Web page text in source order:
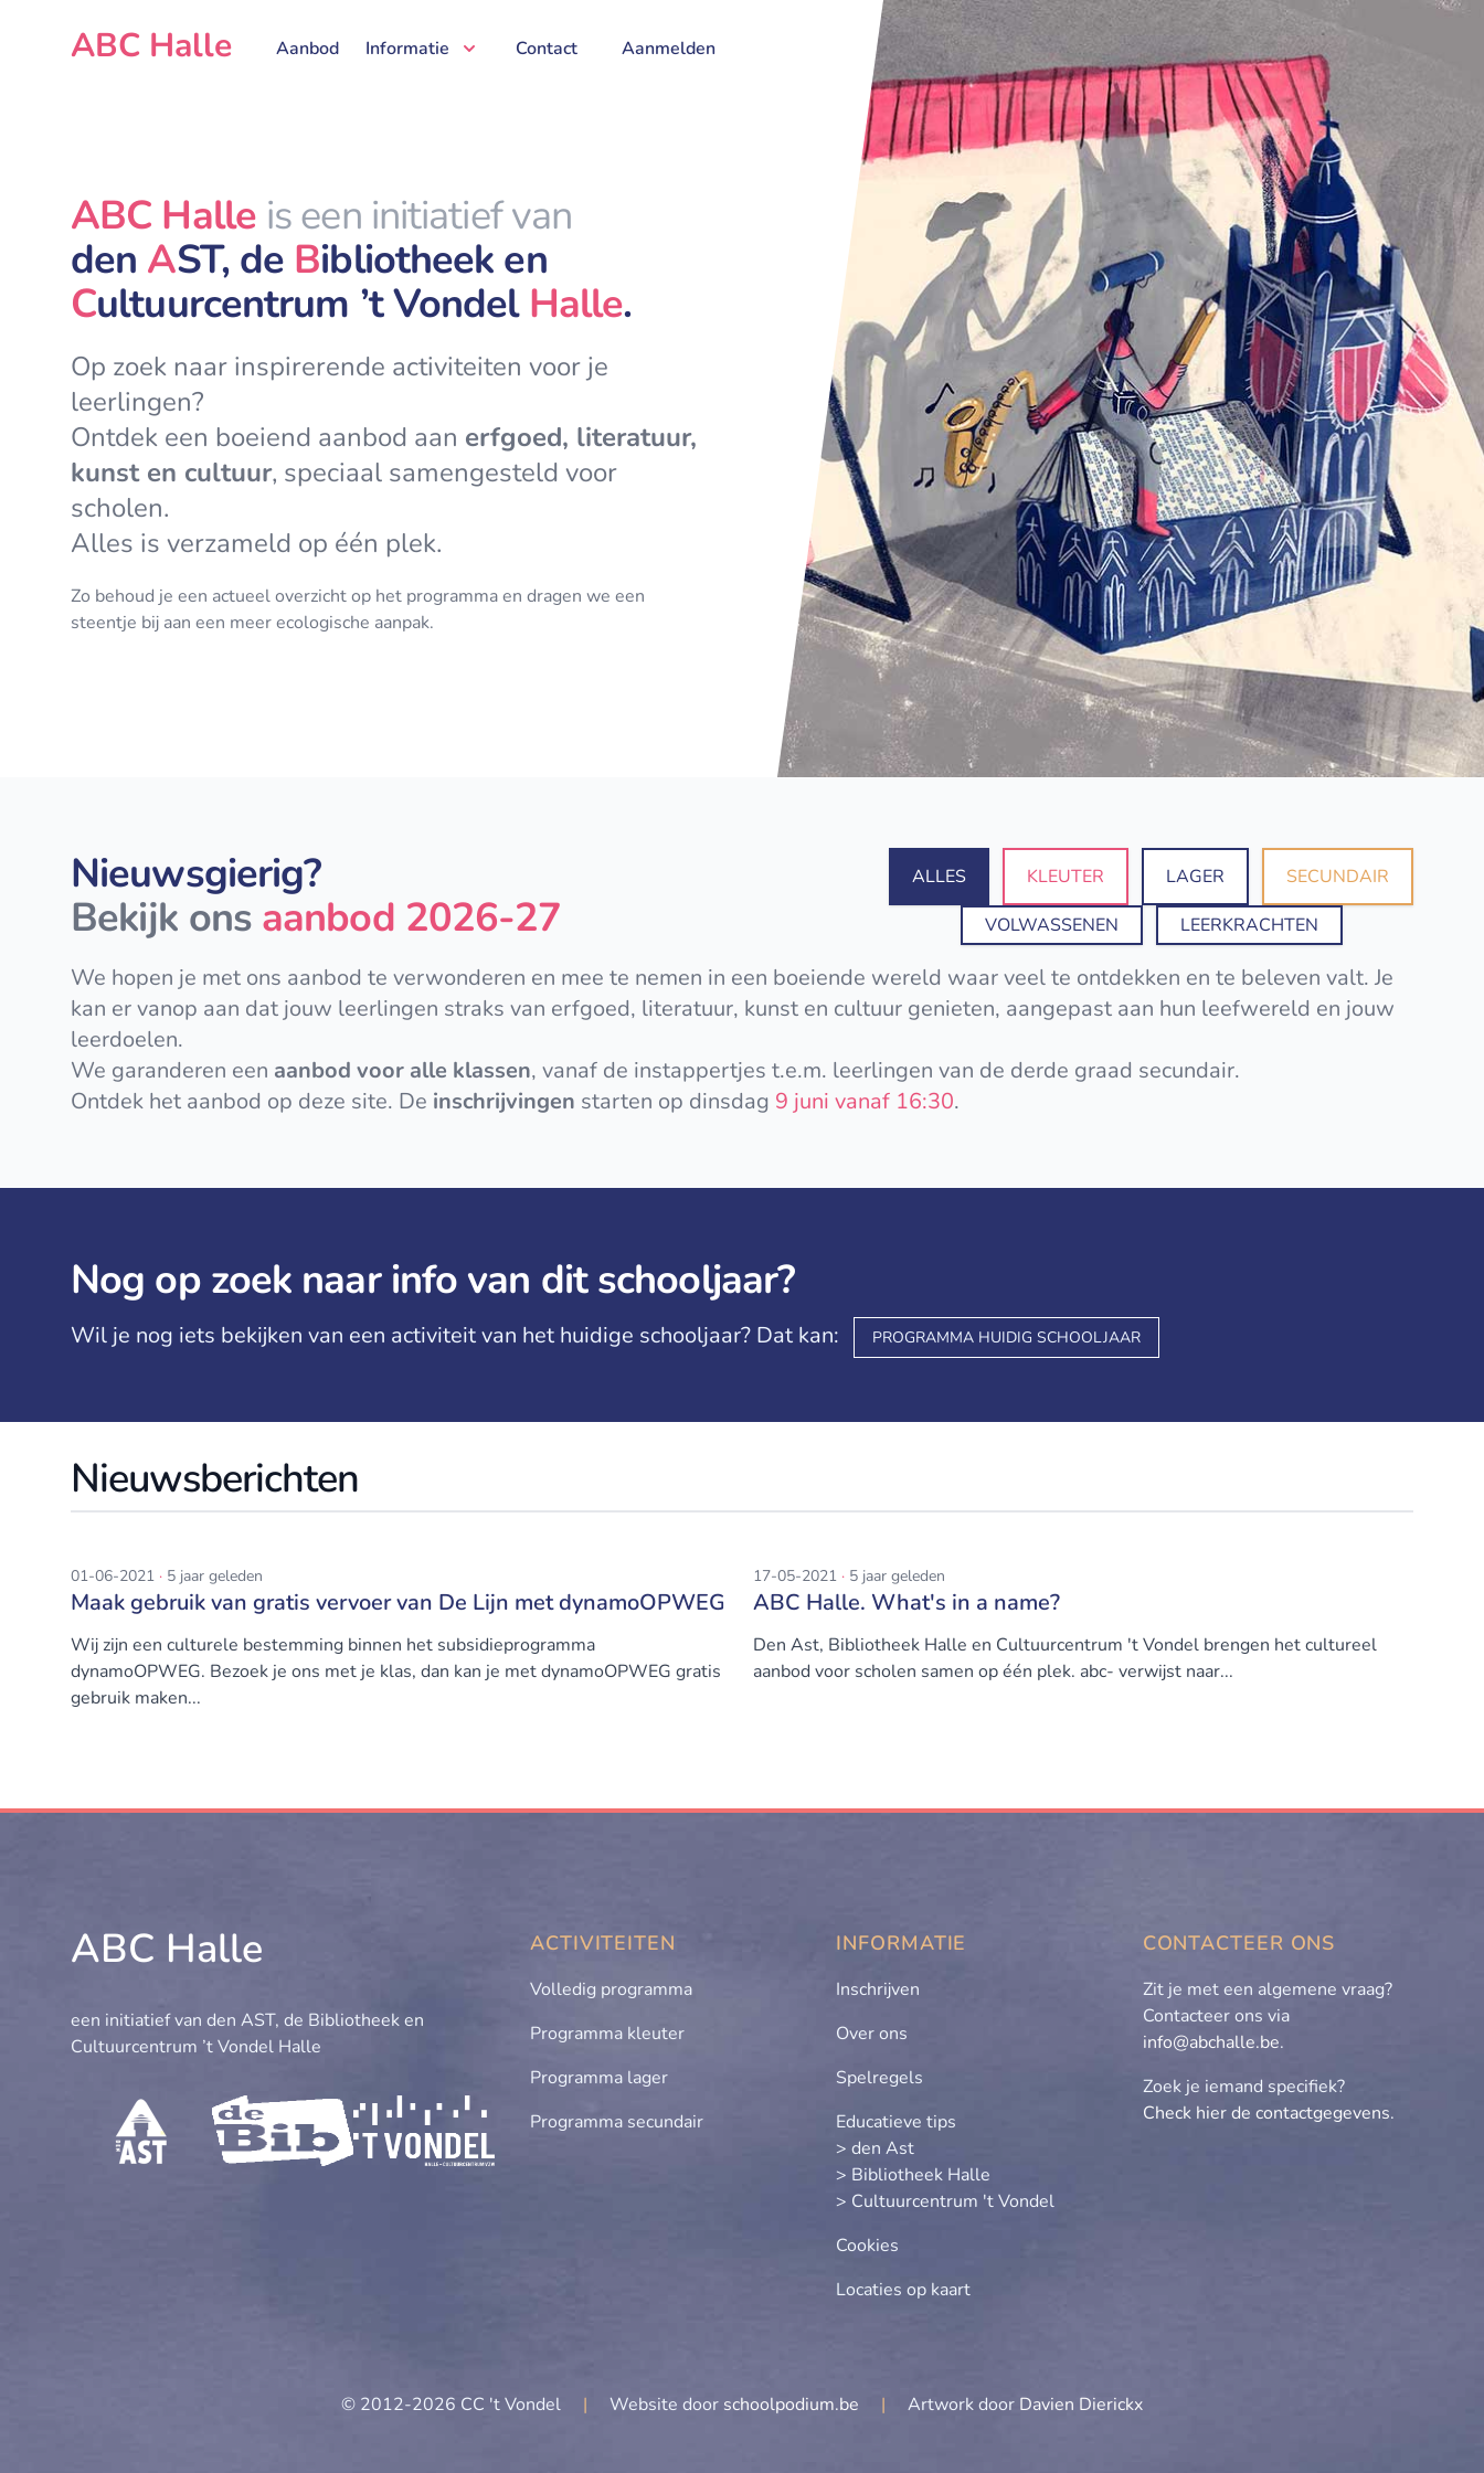
ABC Halle
ABC Halle Aanbod Informatie Contact Aanmelden
ABC Halle is een initiatief van
den AST, de Bibliotheek en
Cultuurcentrum ’t Vondel Halle.
Op zoek naar inspirerende activiteiten voor je
leerlingen?
Ontdek een boeiend aanbod aan erfgoed, literatuur,
kunst en cultuur, speciaal samengesteld voor
scholen.
Alles is verzameld op één plek.
Zo behoud je een actueel overzicht op het programma en dragen we een
steentje bij aan een meer ecologische aanpak.
Nieuwsgierig?
Bekijk ons aanbod 2026-27
ALLES KLEUTER LAGER
SECUNDAIR
VOLWASSENEN
LEERKRACHTEN
We hopen je met ons aanbod te verwonderen en mee te nemen in een boeiende wereld waar veel te ontdekken en te beleven valt. Je
kan er vanop aan dat jouw leerlingen straks van erfgoed, literatuur, kunst en cultuur genieten, aangepast aan hun leefwereld en jouw
leerdoelen.
We garanderen een aanbod voor alle klassen, vanaf de instappertjes t.e.m. leerlingen van de derde graad secundair.
Ontdek het aanbod op deze site. De inschrijvingen starten op dinsdag 9 juni vanaf 16:30.
Nog op zoek naar info van dit schooljaar?
Wil je nog iets bekijken van een activiteit van het huidige schooljaar? Dat kan: PROGRAMMA HUIDIG SCHOOLJAAR
Nieuwsberichten
01-06-2021 · 5 jaar geleden
Maak gebruik van gratis vervoer van De Lijn met dynamoOPWEG
Wij zijn een culturele bestemming binnen het subsidieprogramma
dynamoOPWEG. Bezoek je ons met je klas, dan kan je met dynamoOPWEG gratis
gebruik maken...
17-05-2021 · 5 jaar geleden
ABC Halle. What's in a name?
Den Ast, Bibliotheek Halle en Cultuurcentrum 't Vondel brengen het cultureel
aanbod voor scholen samen op één plek. abc- verwijst naar...
ABC Halle
een initiatief van den AST, de Bibliotheek en
Cultuurcentrum ’t Vondel Halle
ACTIVITEITEN
Volledig programma
Programma kleuter
Programma lager
Programma secundair
INFORMATIE
Inschrijven
Over ons
Spelregels
Educatieve tips
> den Ast
> Bibliotheek Halle
> Cultuurcentrum 't Vondel
Cookies
Locaties op kaart
CONTACTEER ONS
Zit je met een algemene vraag?
Contacteer ons via
info@abchalle.be.
Zoek je iemand specifiek?
Check hier de contactgegevens.
© 2012-2026 CC 't Vondel | Website door schoolpodium.be | Artwork door Davien Dierickx